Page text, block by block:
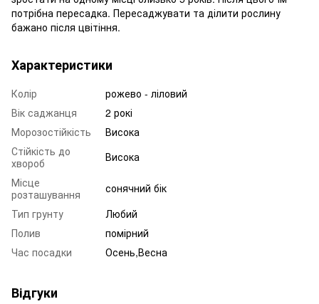
потрібна пересадка. Пересаджувати та ділити рослину
бажано після цвітіння.
Характеристики
Колір
рожево - ліловий
Вік саджанця
2 рокі
Морозостійкість
Висока
Стійкість до
хвороб
Висока
Місце
розташування
сонячний бік
Тип грунту
Любий
Полив
помірний
Час посадки
Осень,Весна
Відгуки